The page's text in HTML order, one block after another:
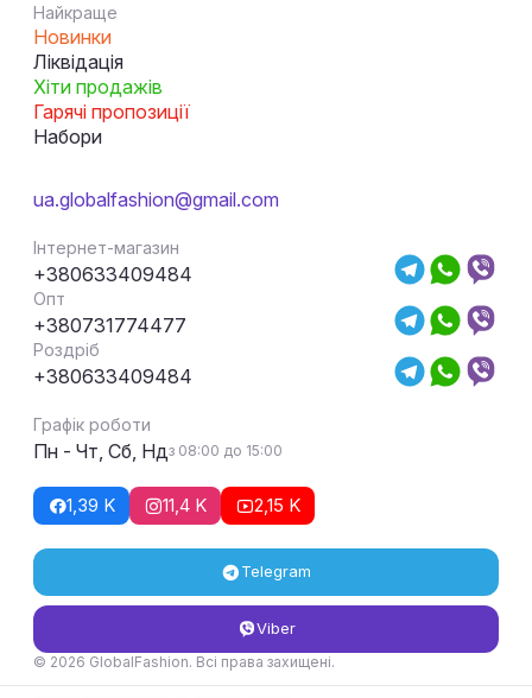
Найкраще
Новинки
Ліквідація
Хіти продажів
Гарячі пропозиції
Набори
ua.globalfashion@gmail.com
Інтернет-магазин
+380633409484
Опт
+380731774477
Роздріб
+380633409484
Графік роботи
Пн - Чт, Сб, Ндз 08:00 до 15:00
1,39 K 11,4 K 2,15 K
Telegram
Viber
© 2026 GlobalFashion. Всі права захищені.